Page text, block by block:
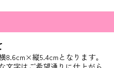
縦5.4cmとなります。